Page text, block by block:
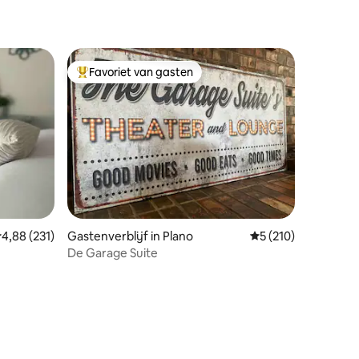
beoordeling van 4,88 op 5, 231 recensies
4,88 (231)
Topfavoriet van gasten
Favoriet van gasten
Gastenverblijf in Plano Gemiddelde
5 (210)
De Garage Suite